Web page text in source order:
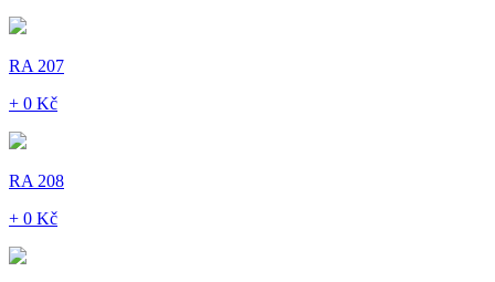
RA 207
+ 0 Kč
RA 208
+ 0 Kč